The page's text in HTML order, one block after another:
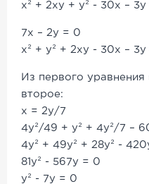
x² + 2xy + y² - 30x – 3y
7x – 2y = 0
x² + y² + 2xy - 30x – 3y
Из первого
второе:
х = 2у/7
4y²/49 + y² + 4y²/7 –
4y² + 49y² + 28y² -
81y² - 567y = 0
y² - 7y = 0